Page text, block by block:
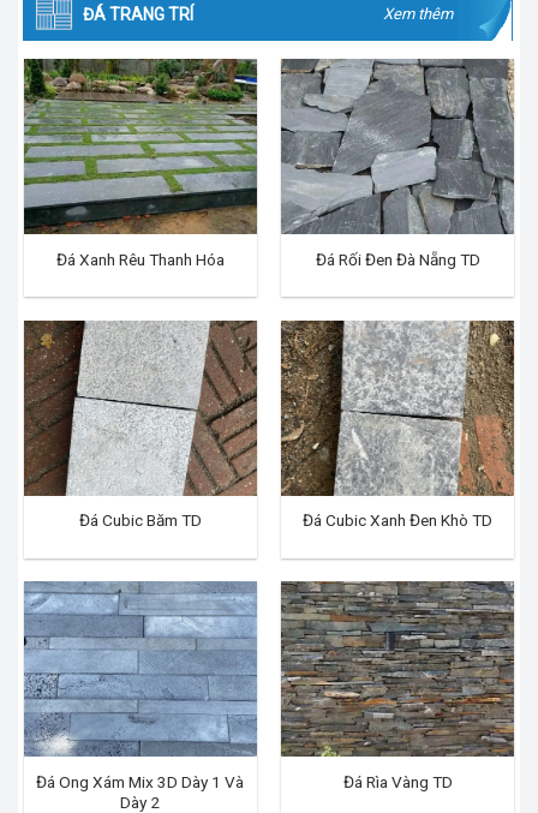
ĐÁ TRANG TRÍ Xem thêm
Đá Xanh Rêu Thanh Hóa Đá Rối Đen Đà Nẵng TD
Đá Cubic Băm TD Đá Cubic Xanh Đen Khò TD
Đá Ong Xám Mix 3D Dày 1 Và
Dày 2
Đá Rìa Vàng TD